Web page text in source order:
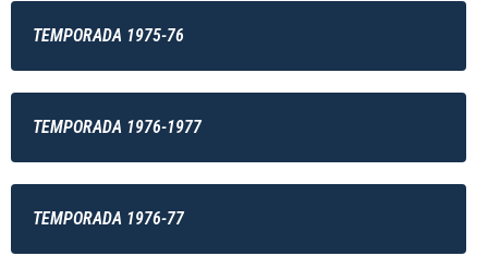
TEMPORADA 1975-76
TEMPORADA 1976-1977
TEMPORADA 1976-77